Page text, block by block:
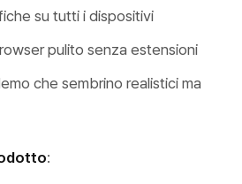
su tutti i dispositivi
pulito senza estensioni
che sembrino realistici ma
: